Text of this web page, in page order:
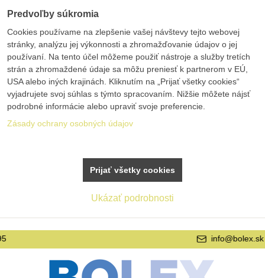
Predvoľby súkromia
Cookies používame na zlepšenie vašej návštevy tejto webovej
stránky, analýzu jej výkonnosti a zhromažďovanie údajov o jej
používaní. Na tento účel môžeme použiť nástroje a služby tretích
strán a zhromaždené údaje sa môžu preniesť k partnerom v EÚ,
USA alebo iných krajinách. Kliknutím na „Prijať všetky cookies“
vyjadrujete svoj súhlas s týmto spracovaním. Nižšie môžete nájsť
podrobné informácie alebo upraviť svoje preferencie.
Zásady ochrany osobných údajov
Ukázať podrobnosti
Prijať všetky cookies